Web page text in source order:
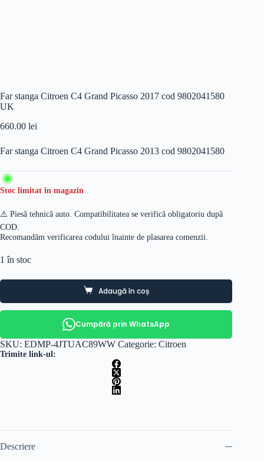
Far stanga Citroen C4 Grand Picasso 2017 cod 9802041580
UK
660.00 lei
Far stanga Citroen C4 Grand Picasso 2013 cod 9802041580
Stoc limitat în magazin
⚠️ Piesă tehnică auto. Compatibilitatea se verifică obligatoriu după
COD.
Recomandăm verificarea codului înainte de plasarea comenzii.
1 în stoc
Adaugă în coș
Cumpără prin WhatsApp
SKU: EDMP-4JTUAC89WW Categorie: Citroen
Trimite link-ul:
Descriere